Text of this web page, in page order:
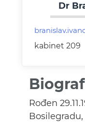
Dr
kabinet 209
Rođen